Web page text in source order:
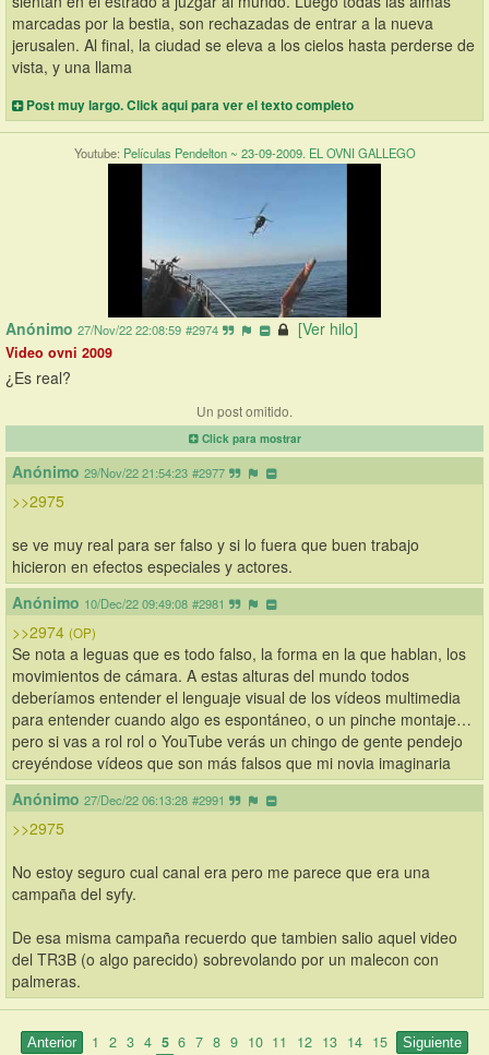
marcadas por la bestia, son rechazadas de entrar a la nueva
jerusalen. Al final, la ciudad se eleva a los cielos hasta perderse de
vista, y una llama
Post muy largo. Click aqui para ver el texto completo
Youtube: Películas Pendelton ~ 23-09-2009. EL OVNI GALLEGO
Anónimo 27/Nov/22 22:08:59 #2974 [Ver hilo]
Video ovni 2009
¿Es real?
Un post omitido.
Click para mostrar
Anónimo 29/Nov/22 21:54:23 #2977
>>2975
se ve muy real para ser falso y si lo fuera que buen trabajo
hicieron en efectos especiales y actores.
Anónimo 10/Dec/22 09:49:08 #2981
>>2974 (OP)
Se nota a leguas que es todo falso, la forma en la que hablan, los
movimientos de cámara. A estas alturas del mundo todos
deberíamos entender el lenguaje visual de los vídeos multimedia
para entender cuando algo es espontáneo, o un pinche montaje…
pero si vas a rol rol o YouTube verás un chingo de gente pendejo
creyéndose vídeos que son más falsos que mi novia imaginaria
Anónimo 27/Dec/22 06:13:28 #2991
>>2975
No estoy seguro cual canal era pero me parece que era una
campaña del syfy.
De esa misma campaña recuerdo que tambien salio aquel video
del TR3B (o algo parecido) sobrevolando por un malecon con
palmeras.
1 2 3 4 5 6 7 8 9 10 11 12 13 14 15